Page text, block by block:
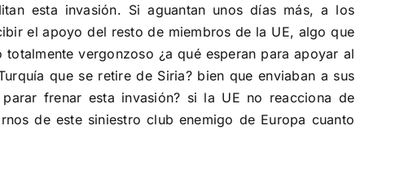
esta invasión. Si aguantan unos días más, a los
el apoyo del resto de miembros de la UE, algo que
vergonzoso ¿a qué esperan para apoyar al
que se retire de Siria? bien que enviaban a sus
frenar esta invasión? si la UE no reacciona de
de este siniestro club enemigo de Europa cuanto